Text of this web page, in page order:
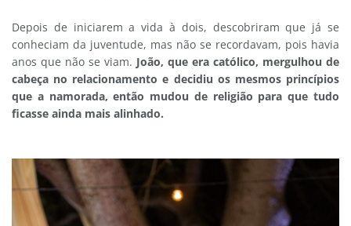
Depois de iniciarem a vida à dois, descobriram que já se
conheciam da juventude, mas não se recordavam, pois havia
anos que não se viam. João, que era católico, mergulhou de
cabeça no relacionamento e decidiu os mesmos princípios
que a namorada, então mudou de religião para que tudo
ficasse ainda mais alinhado.